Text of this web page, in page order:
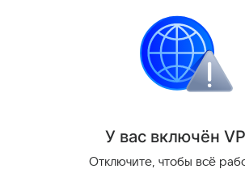
У вас включён VP
Отключите, чтобы всё